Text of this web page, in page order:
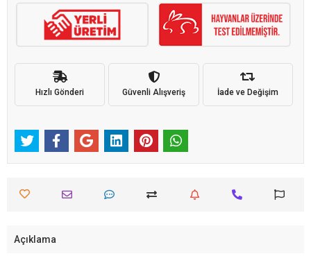
Hızlı Gönderi Güvenli Alışveriş İade ve Değişim
Açıklama